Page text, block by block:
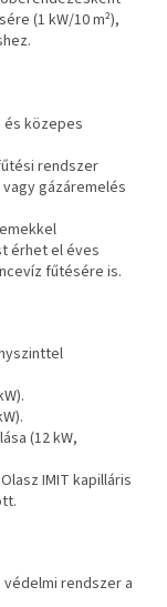
(1 kW/10 m²),
és közepes
rendszer
gázáremelés
érhet el éves
fűtésére is.
(12 kW,
IMIT kapilláris
rendszer a